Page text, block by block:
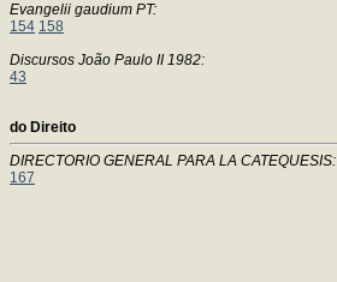
Evangelii gaudium PT:
154 158
Discursos João Paulo II 1982:
43
do Direito
DIRECTORIO GENERAL PARA LA CATEQUESIS:
167